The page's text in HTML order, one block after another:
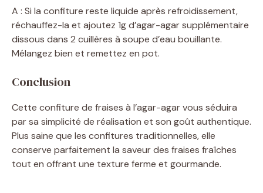
A : Si la confiture reste liquide après refroidissement,
réchauffez-la et ajoutez 1g d’agar-agar supplémentaire
dissous dans 2 cuillères à soupe d’eau bouillante.
Mélangez bien et remettez en pot.
Conclusion
Cette confiture de fraises à l’agar-agar vous séduira
par sa simplicité de réalisation et son goût authentique.
Plus saine que les confitures traditionnelles, elle
conserve parfaitement la saveur des fraises fraîches
tout en offrant une texture ferme et gourmande.